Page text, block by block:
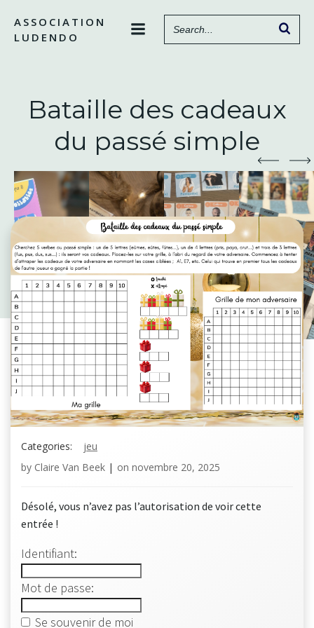
contenu
ASSOCIATION
LUDENDO
Bataille des cadeaux
du passé simple
Categories:
jeu
by Claire Van Beek | on novembre 20, 2025
Désolé, vous n’avez pas l’autorisation de voir cette
entrée !
Identifiant:
Mot de passe:
Se souvenir de moi